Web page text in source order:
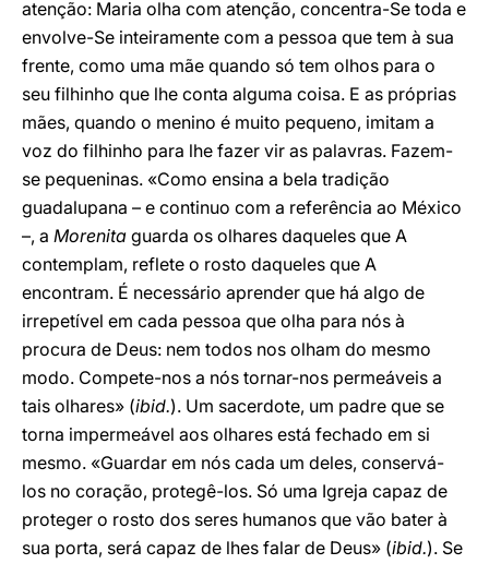
atenção: Maria olha com atenção, concentra-Se toda e
envolve-Se inteiramente com a pessoa que tem à sua
frente, como uma mãe quando só tem olhos para o
seu filhinho que lhe conta alguma coisa. E as próprias
mães, quando o menino é muito pequeno, imitam a
voz do filhinho para lhe fazer vir as palavras. Fazem-
se pequeninas. «Como ensina a bela tradição
guadalupana – e continuo com a referência ao México
–, a Morenita guarda os olhares daqueles que A
contemplam, reflete o rosto daqueles que A
encontram. É necessário aprender que há algo de
irrepetível em cada pessoa que olha para nós à
procura de Deus: nem todos nos olham do mesmo
modo. Compete-nos a nós tornar-nos permeáveis a
tais olhares» (ibid.). Um sacerdote, um padre que se
torna impermeável aos olhares está fechado em si
mesmo. «Guardar em nós cada um deles, conservá-
los no coração, protegê-los. Só uma Igreja capaz de
proteger o rosto dos seres humanos que vão bater à
sua porta, será capaz de lhes falar de Deus» (ibid.). Se